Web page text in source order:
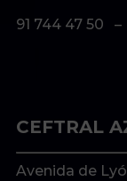
91 744 47 50 –
CEFTRAL
Avenida de